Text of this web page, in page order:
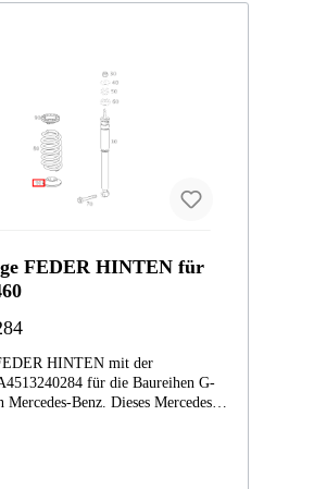
FEDER HINTEN für
HINTEN mit der
für die Baureihen G-
Benz. Dieses Mercedes-